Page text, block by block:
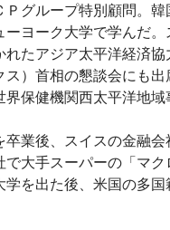
Ｐグループ特別顧問。
ヨーク大学で学んだ
れたアジア太平洋経済
ス）首相の懇談会にも
保健機関西太平洋地域
業後、スイスの金融
大手スーパーの「マ
を出た後、米国の多国